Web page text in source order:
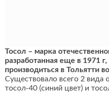
Тосол – марка
разработанная еще в 1971
производиться в Тольятти
Существовало всего 2 вида
тосол-40 (синий цвет) и